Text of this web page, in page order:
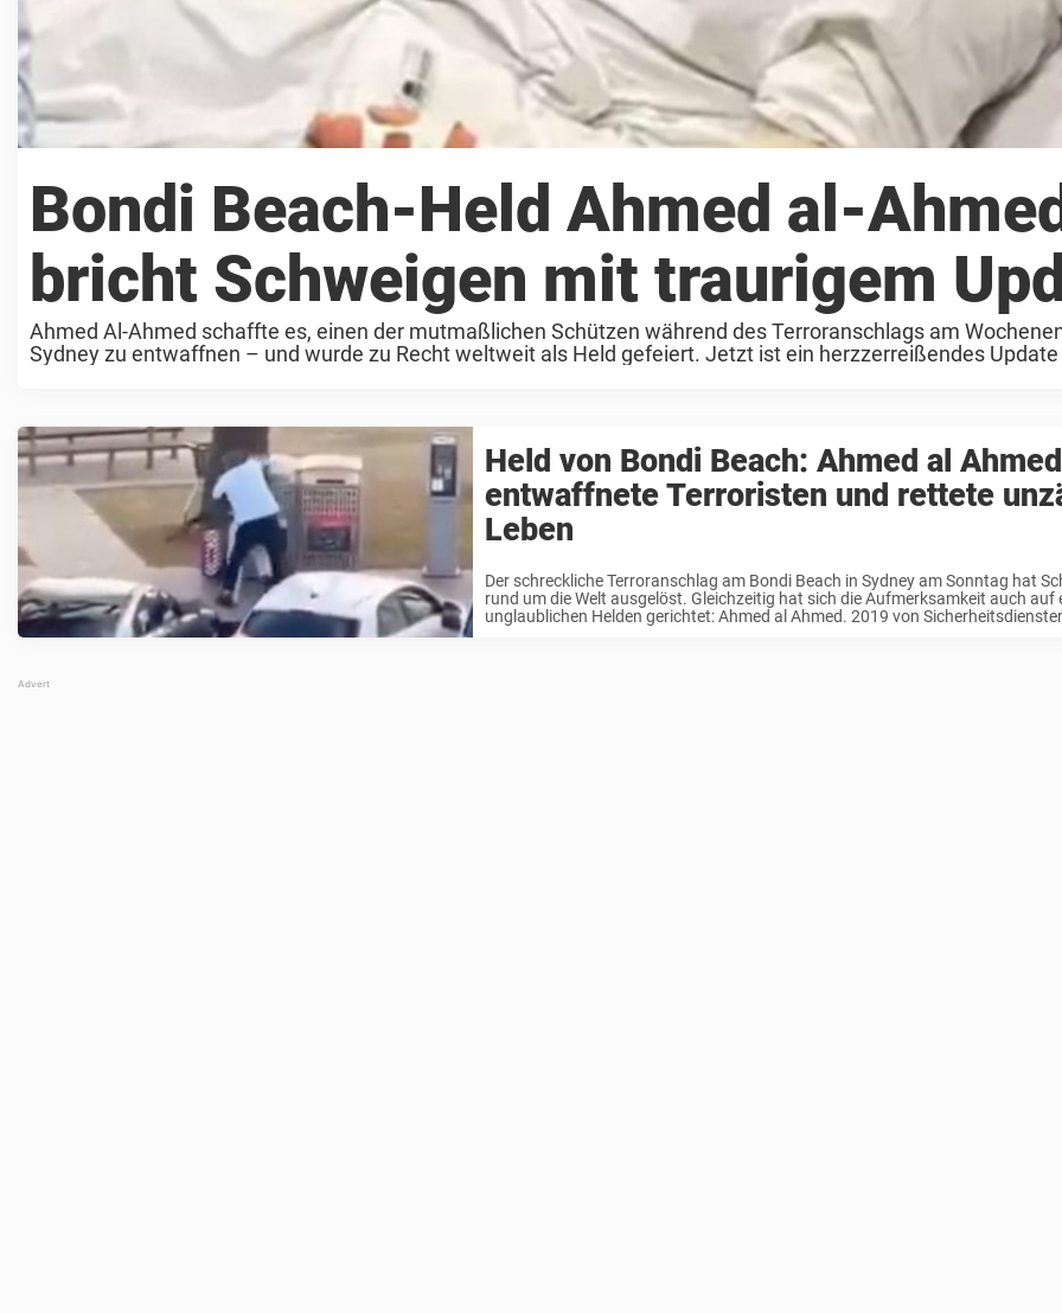
Bondi Beach-Held Ahmed al-
bricht Schweigen mit traurigem
Ahmed Al-Ahmed schaffte es, einen der mutmaßlichen Schützen während des Terroranschlags am
Sydney zu entwaffnen – und wurde zu Recht weltweit als Held gefeiert. Jetzt ist ein herzzerreißendes
Held von Bondi Beach: Ahmed al Ahmed
entwaffnete Terroristen und rettete
Leben
Der schreckliche Terroranschlag am Bondi Beach in Sydney am Sonntag hat
rund um die Welt ausgelöst. Gleichzeitig hat sich die Aufmerksamkeit auch auf
unglaublichen Helden gerichtet: Ahmed al Ahmed. 2019 von